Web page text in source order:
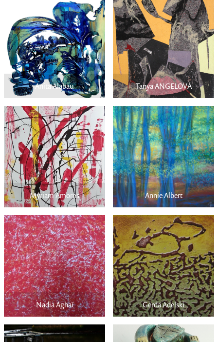
Anita Alabau Tanya ANGELOVA
Myriam Amoros Annie Albert
Nadia Aghaï Gerda Adelski